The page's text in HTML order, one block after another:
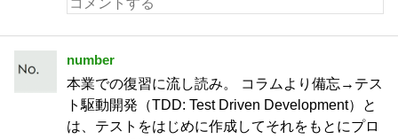
number
本業での復習に流し読み。 コラムより備忘→テス
ト駆動開発（TDD: Test Driven Development）と
は、テストをはじめに作成してそれをもとにプロ